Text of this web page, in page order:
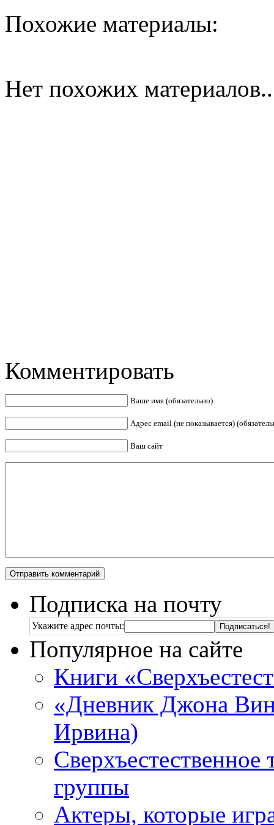
Похожие материалы:
Нет похожих
Комментировать
Ваше имя (обязательно)
Адрес email (не показывается)
Ваш сайт
Подписка на почту
Укажите адрес почты:
Популярное на сайте
Книги
«Дневник Джона
Ирвина)
Сверхъестественное
группы
Актеры, которые